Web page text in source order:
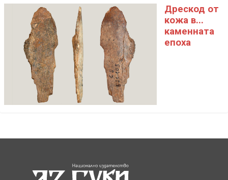
Дрескод от
кожа в...
каменната
епоха